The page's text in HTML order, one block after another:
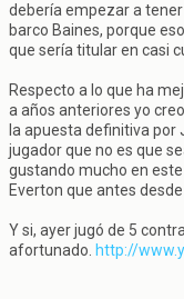
debería empezar a
barco Baines, porque
que sería titular en casi
Respecto a lo que ha
a años anteriores yo
la apuesta definitiva por
jugador que no es que
gustando mucho en
Everton que antes
Y si, ayer jugó de 5
afortunado. http://